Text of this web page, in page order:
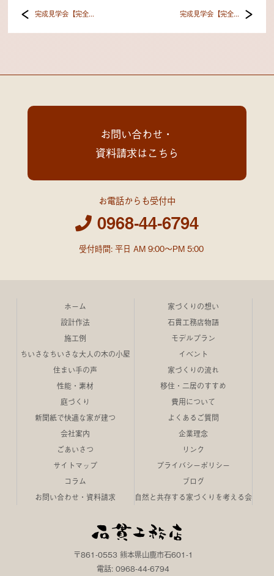
完成見学会【完全... 完成見学会【完全...
お問い合わせ・
資料請求はこちら
お電話からも受付中
0968-44-6794
受付時間: 平日 AM 9:00～PM 5:00
ホーム
家づくりの想い
設計作法
石貫工務店物語
施工例
モデルプラン
ちいさなちいさな大人の木の小屋
イベント
住まい手の声
家づくりの流れ
性能・素材
移住・二居のすすめ
庭づくり
費用について
新聞紙で快適な家が建つ
よくあるご質問
会社案内
企業理念
ごあいさつ
リンク
サイトマップ
プライバシーポリシー
コラム
ブログ
お問い合わせ・資料請求
自然と共存する家づくりを考える会
〒861-0553 熊本県山鹿市石601-1
電話: 0968-44-6794